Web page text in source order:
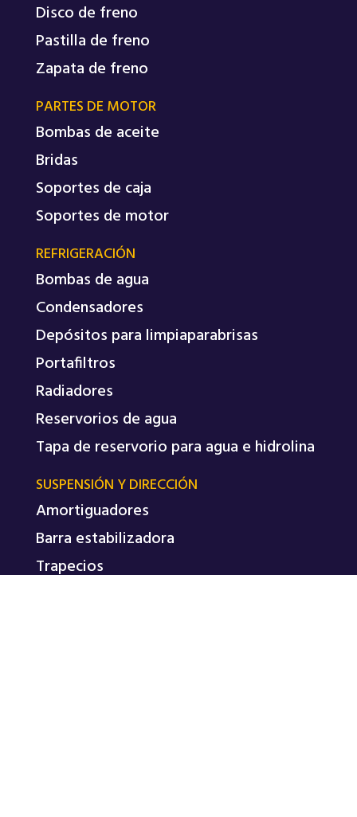
Disco de freno
Pastilla de freno
Zapata de freno
PARTES DE MOTOR
Bombas de aceite
Bridas
Soportes de caja
Soportes de motor
REFRIGERACIÓN
Bombas de agua
Condensadores
Depósitos para limpiaparabrisas
Portafiltros
Radiadores
Reservorios de agua
Tapa de reservorio para agua e hidrolina
SUSPENSIÓN Y DIRECCIÓN
Amortiguadores
Barra estabilizadora
Trapecios